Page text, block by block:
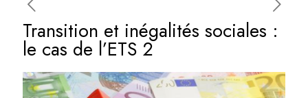
Transition et inégalités sociales :
le cas de l’ETS 2